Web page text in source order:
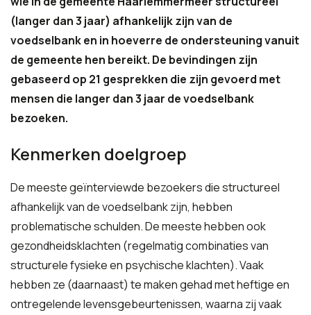
(langer dan 3 jaar) afhankelijk zijn van de
voedselbank en in hoeverre de ondersteuning vanuit
de gemeente hen bereikt. De bevindingen zijn
gebaseerd op 21 gesprekken die zijn gevoerd met
mensen die langer dan 3 jaar de voedselbank
bezoeken.
Kenmerken doelgroep
De meeste geïnterviewde bezoekers die structureel
afhankelijk van de voedselbank zijn, hebben
problematische schulden. De meeste hebben ook
gezondheidsklachten (regelmatig combinaties van
structurele fysieke en psychische klachten). Vaak
hebben ze (daarnaast) te maken gehad met heftige en
ontregelende levensgebeurtenissen, waarna zij vaak